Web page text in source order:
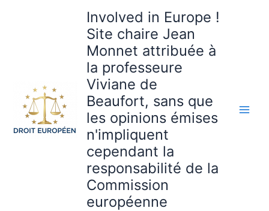
Involved in Europe !
Site chaire Jean
Monnet attribuée à
la professeure
Viviane de
Beaufort, sans que
les opinions émises
n'impliquent
cependant la
responsabilité de la
Commission
européenne